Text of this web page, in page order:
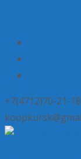
+7(4712)70-21-18